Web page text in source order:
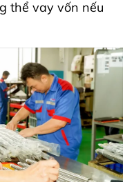
thể vay vốn nếu